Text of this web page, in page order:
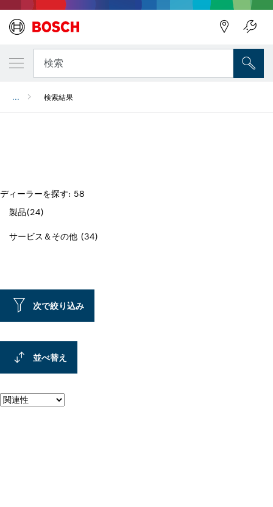
検索
... 検索結果
ディーラーを探す: 58
製品(24)
サービス＆その他 (34)
次で絞り込み
並べ替え